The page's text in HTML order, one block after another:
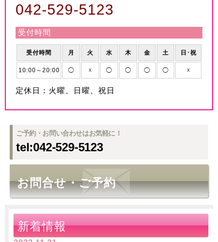
042-529-5123
受付時間
受付時間 月 火 水 木 金 土 日･祝
10:00～20:00 ◯ ☓ ◯ ◯ ◯ ◯ ☓
定休日：火曜、日曜、祝日
ご予約・お問い合わせはお気軽に！
tel:042-529-5123
お問合せ・ご予約
新着情報